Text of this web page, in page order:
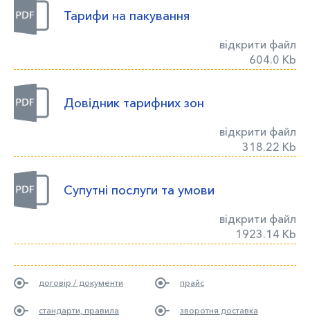
Тарифи на пакування
відкрити файл
604.0 Kb
Довідник тарифних зон
відкрити файл
318.22 Kb
Супутні послуги та умови
відкрити файл
1923.14 Kb
договір / документи прайс
стандарти, правила зворотня доставка